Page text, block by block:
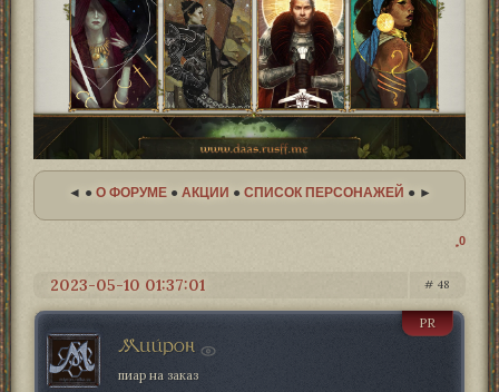
◄ ● О ФОРУМЕ● АКЦИИ ● СПИСОК ПЕРСОНАЖЕЙ ● ►
0
48
2023-05-10 01:37:01
Мийрон
PR
пиар на заказ